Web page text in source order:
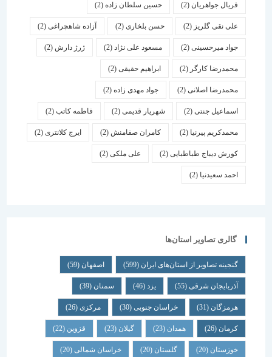
فریال جواهریان(2) حسین سلطان زاده(2)
علی نقی گلریز(2) حسن بلخاری(2) آزاده شاهچراغی(2)
جواد میرحسینی(2) مسعود علی نژاد(2) ژرژ دارش (2)
محمدرضا کارگر(2) ابراهیم حقیقی(2)
محمدرضا اصلانی(2) جواد مهدی زاده(2)
اسماعیل جنتی(2) شهریار قدیمی(2) فاطمه کاتب(2)
محمدکریم پیرنیا (2) کامران صفامنش(2) ایرج کلانتری (2)
کورش دیباج طباطبایی(2) علی ملکی(2)
احمد سعیدنیا (2)
گالری تصاویر استان‌ها
گنجینه تصاویر از استان‌های ایران(599) اصفهان (59)
آذربایجان شرقی(55) یزد سمنان (39)
هرمزگان(31) خراسان جنوبی(30) مرکزی (26)
همدان گیلان قزوین
خوزستان(20) گلستان (20) خراسان شمالی(20)